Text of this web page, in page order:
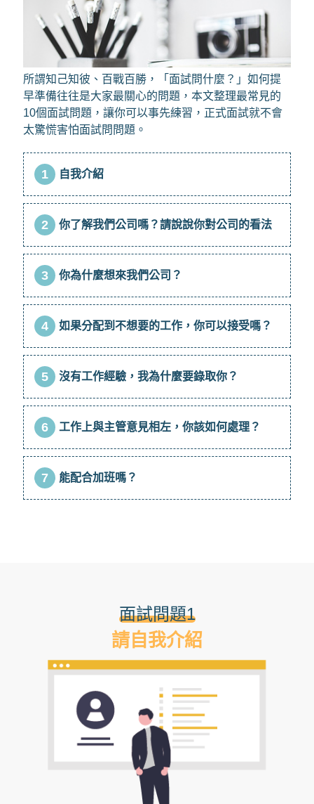
所謂知己知彼、百戰百勝，「面試問什麼？」如何提
早準備往往是大家最關心的問題，本文整理最常見的
10個面試問題，讓你可以事先練習，正式面試就不會
太驚慌害怕面試問問題。
1 自我介紹
2 你了解我們公司嗎？請說說你對公司的看法
3 你為什麼想來我們公司？
4 如果分配到不想要的工作，你可以接受嗎？
5 沒有工作經驗，我為什麼要錄取你？
6 工作上與主管意見相左，你該如何處理？
7 能配合加班嗎？
面試問題1
請自我介紹